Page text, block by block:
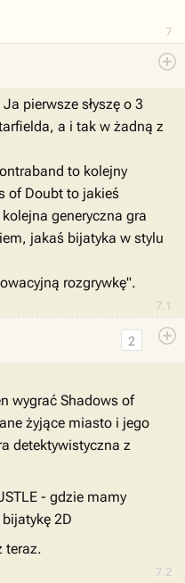
7
7.1
pierwsze słyszę o 3
a i tak w żadną z
to kolejny
of Doubt to jakieś
generyczna gra
jakaś bijatyka w stylu
rozgrywkę".
7.2
2
wygrać Shadows of
żyjące miasto i jego
detektywistyczna z
- gdzie mamy
2D
teraz.